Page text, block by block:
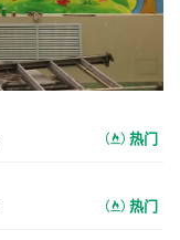
热门
热门